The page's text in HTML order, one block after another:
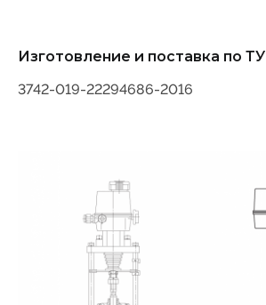
Изготовление и поставка по ТУ
3742-019-22294686-2016